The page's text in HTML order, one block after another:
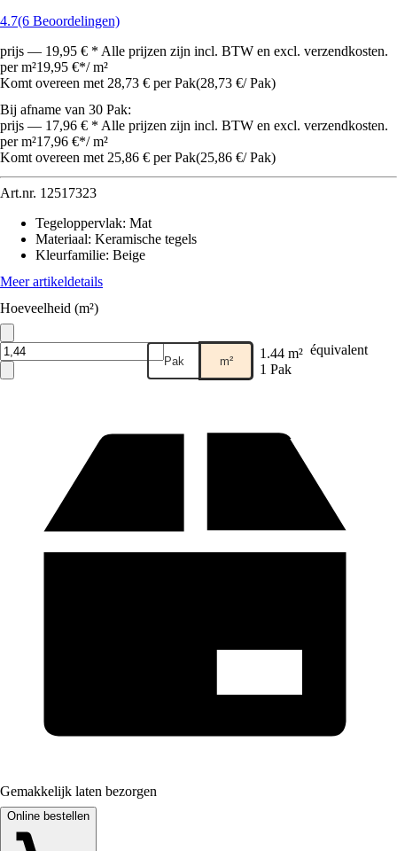
4.7(6 Beoordelingen)
prijs — 19,95 € * Alle prijzen zijn incl. BTW en excl. verzendkosten.
per m²19,95 €*/ m²
Komt overeen met 28,73 € per Pak(28,73 €/ Pak)
Bij afname van 30 Pak:
prijs — 17,96 € * Alle prijzen zijn incl. BTW en excl. verzendkosten.
per m²17,96 €*/ m²
Komt overeen met 25,86 € per Pak(25,86 €/ Pak)
Art.nr. 12517323
Tegeloppervlak: Mat
Materiaal: Keramische tegels
Kleurfamilie: Beige
Meer artikeldetails
Hoeveelheid (m²)
Pak m² 1.44 m² équivalent
1 Pak
Gemakkelijk laten bezorgen
Online bestellen